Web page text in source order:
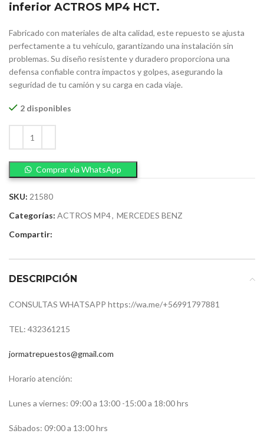
inferior ACTROS MP4 HCT.
Fabricado con materiales de alta calidad, este repuesto se ajusta
perfectamente a tu vehículo, garantizando una instalación sin
problemas. Su diseño resistente y duradero proporciona una
defensa confiable contra impactos y golpes, asegurando la
seguridad de tu camión y su carga en cada viaje.
2 disponibles
Comprar via WhatsApp
SKU: 21580
Categorías: ACTROS MP4, MERCEDES BENZ
Compartir:
DESCRIPCIÓN
CONSULTAS WHATSAPP https://wa.me/+56991797881
TEL: 432361215
jormatrepuestos@gmail.com
Horario atención:
Lunes a viernes: 09:00 a 13:00 -15:00 a 18:00 hrs
Sábados: 09:00 a 13:00 hrs